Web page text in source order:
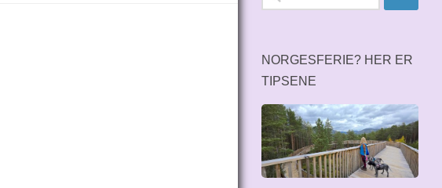
etter:
NORGESFERIE? HER ER
TIPSENE